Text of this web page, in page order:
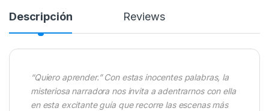
Descripción Reviews
“Quiero aprender.” Con estas inocentes palabras, la
misteriosa narradora nos invita a adentrarnos con ella
en esta excitante guía que recorre las escenas más